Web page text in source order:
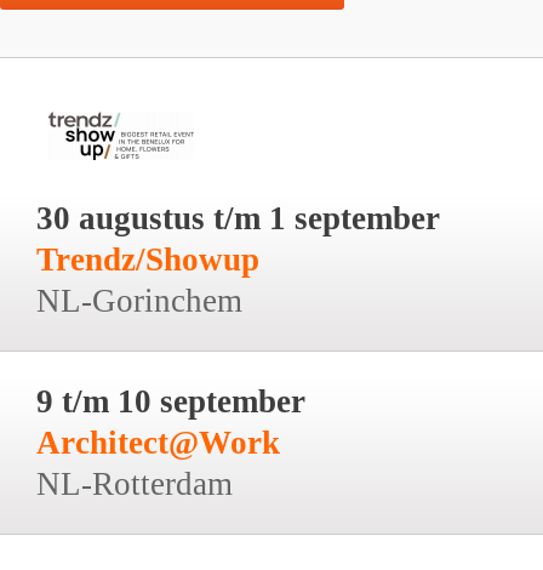
30 augustus t/m 1 september
Trendz/Showup
NL-Gorinchem
9 t/m 10 september
Architect@Work
NL-Rotterdam